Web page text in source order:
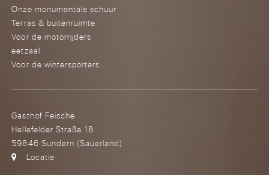
Onze monumentale schuur
Terras & buitenruimte
Voor de motorrijders
eetzaal
Voor de wintersporters
Gasthof Feische
Hellefelder Straße 18
59846 Sundern (Sauerland)
Locatie